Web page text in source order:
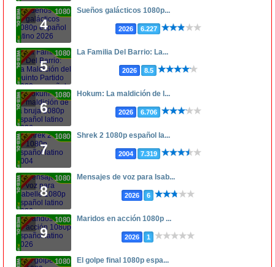
4
1080p Sueños galácticos 1080p...
2026 6.227
5
1080p La Familia Del Barrio: La...
2026 8.5
6
1080p Hokum: La maldición de l...
2026 6.706
7
1080p Shrek 2 1080p español la...
2004 7.319
8
1080p Mensajes de voz para Isab...
2026 6
9
1080p Maridos en acción 1080p ...
2026 1
1080p El golpe final 1080p espa...